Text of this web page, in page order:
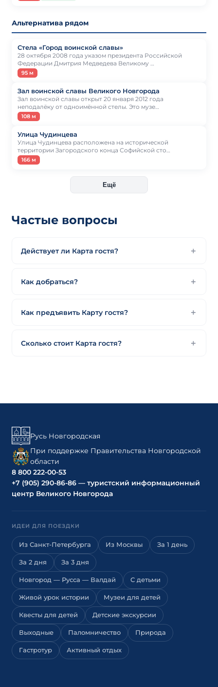
Альтернатива рядом
Стела «Город воинской славы»
28 октября 2008 года указом президента Российской
Федерации Дмитрия Медведева Великому …
95 м
Зал воинской славы Великого Новгорода
Зал воинской славы открыт 20 января 2012 года
неподалёку от одноимённой стелы. Это музе…
108 м
Улица Чудинцева
Улица Чудинцева расположена на исторической
территории Загородского конца Софийской сто…
166 м
Ещё
Частые вопросы
Действует ли Карта гостя?
Как добраться?
Как предъявить Карту гостя?
Сколько стоит Карта гостя?
Русь Новгородская
При поддержке Правительства Новгородской
области
8 800 222-00-53
+7 (905) 290-86-86 — туристский информационный
центр Великого Новгорода
ИДЕИ ДЛЯ ПОЕЗДКИ
Из Санкт-Петербурга Из Москвы За 1 день
За 2 дня За 3 дня
Новгород — Русса — Валдай С детьми
Живой урок истории Музеи для детей
Квесты для детей Детские экскурсии
Выходные Паломничество Природа
Гастротур Активный отдых